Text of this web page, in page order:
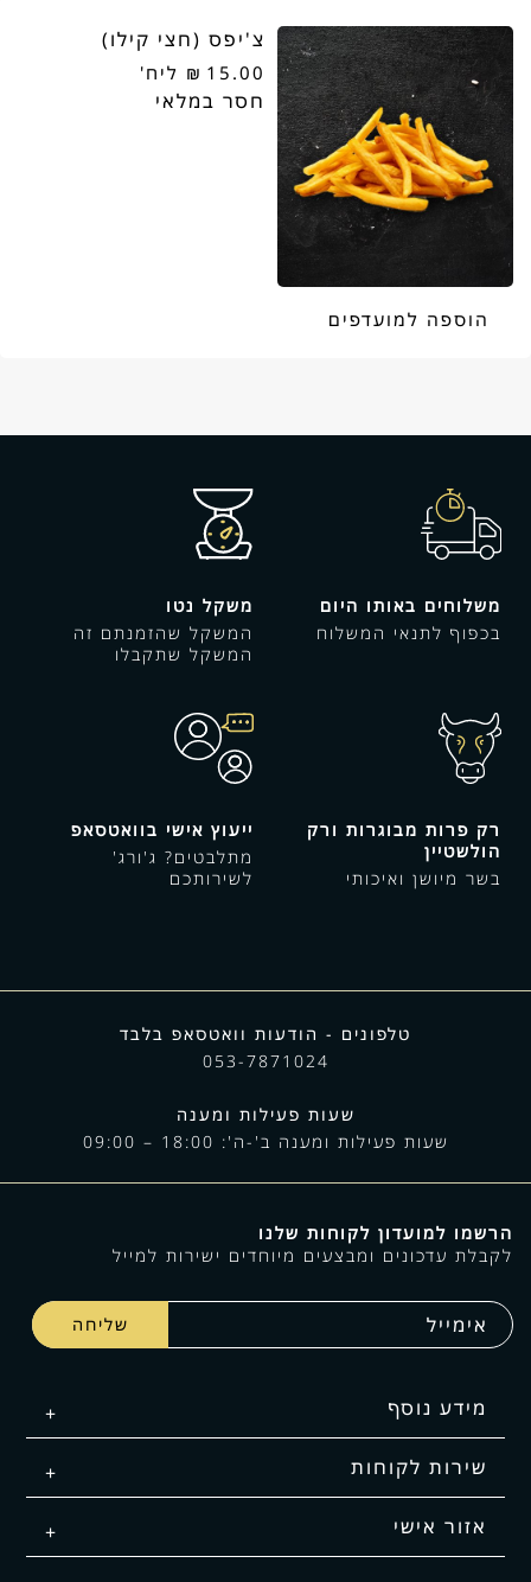
יח'
בחבילה)
צ'יפס (חצי קילו)
₪ 15.00 ליח'
הוספה למועדפים
משלוחים באותו היום
בכפוף לתנאי המשלוח
משקל נטו
המשקל שהזמנתם זה
המשקל שתקבלו
רק פרות מבוגרות ורק
הולשטיין
בשר מיושן ואיכותי
ייעוץ אישי בוואטסאפ
מתלבטים? ג'ורג'
לשירותכם
טלפונים - הודעות וואטסאפ בלבד
053-7871024
שעות פעילות ומענה
שעות פעילות ומענה ב'-ה': 18:00 – 09:00
הרשמו למועדון לקוחות שלנו
לקבלת עדכונים ומבצעים מיוחדים ישירות למייל
מידע נוסף
שירות לקוחות
אזור אישי